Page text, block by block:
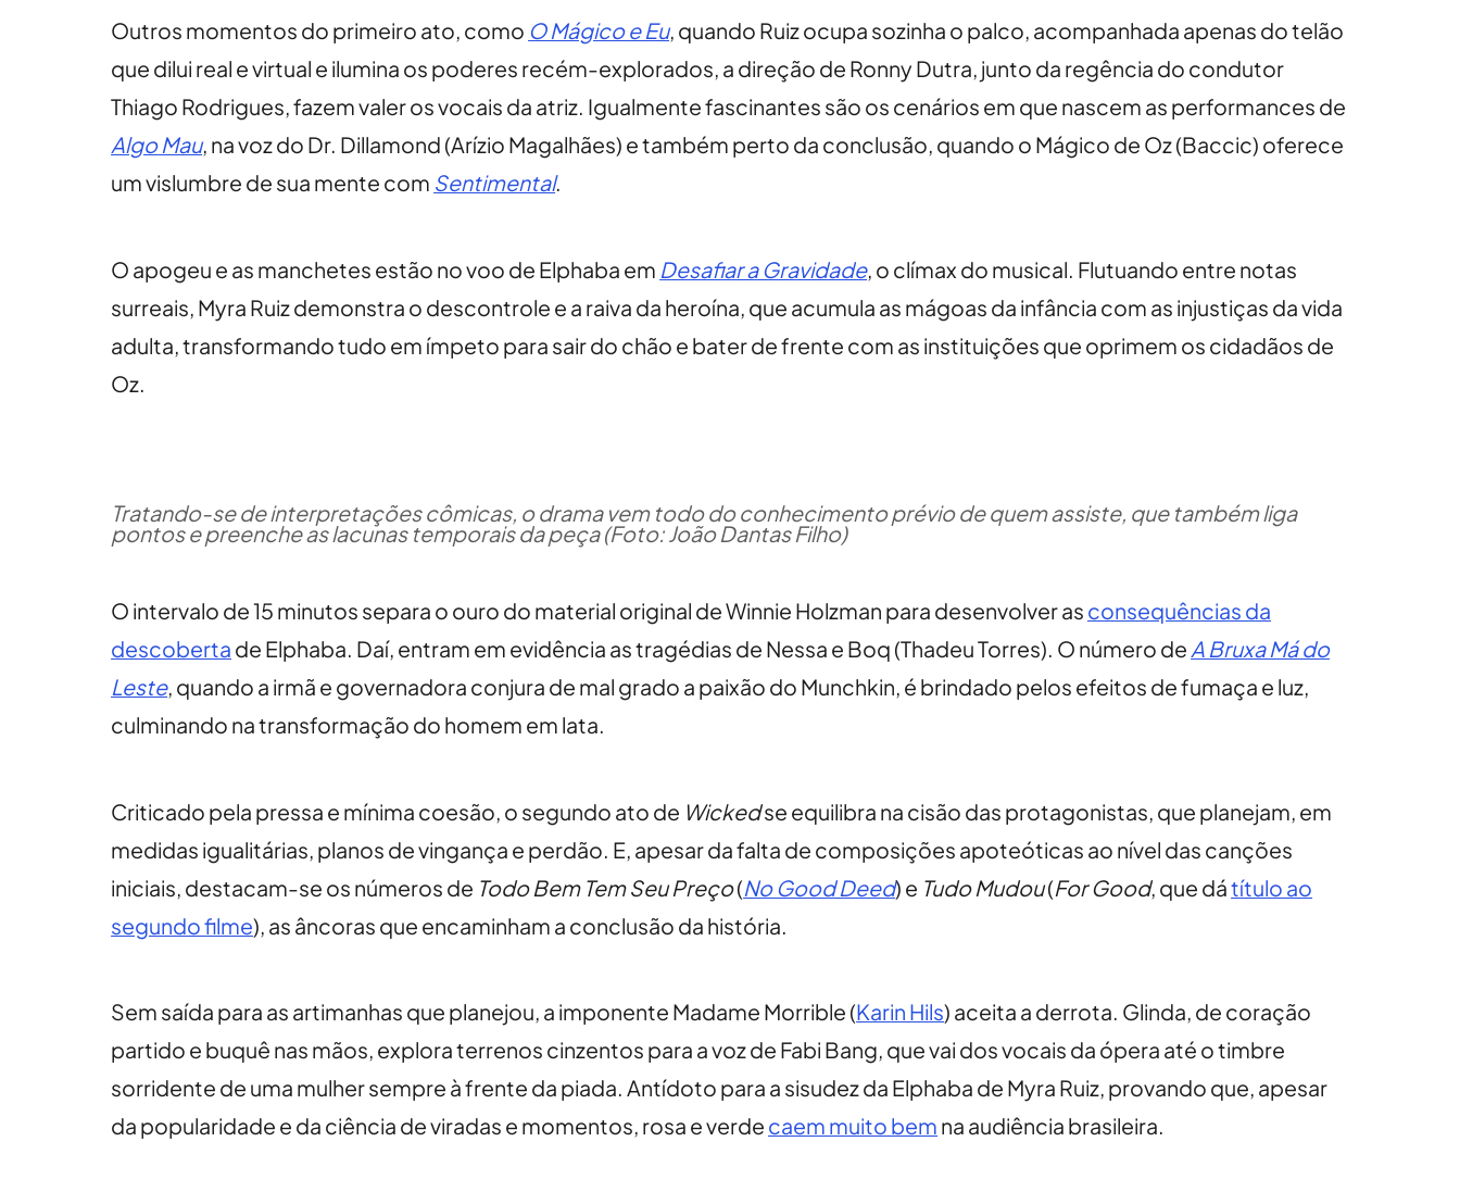
Outros momentos do primeiro ato, como O Mágico e Eu, quando Ruiz ocupa sozinha o palco, acompanhada apenas do telão
que dilui real e virtual e ilumina os poderes recém-explorados, a direção de Ronny Dutra, junto da regência do condutor
Thiago Rodrigues, fazem valer os vocais da atriz. Igualmente fascinantes são os cenários em que nascem as performances de
Algo Mau, na voz do Dr. Dillamond (Arízio Magalhães) e também perto da conclusão, quando o Mágico de Oz (Baccic) oferece
um vislumbre de sua mente com Sentimental.
O apogeu e as manchetes estão no voo de Elphaba em Desafiar a Gravidade, o clímax do musical. Flutuando entre notas
surreais, Myra Ruiz demonstra o descontrole e a raiva da heroína, que acumula as mágoas da infância com as injustiças da vida
adulta, transformando tudo em ímpeto para sair do chão e bater de frente com as instituições que oprimem os cidadãos de
Oz.
Tratando-se de interpretações cômicas, o drama vem todo do conhecimento prévio de quem assiste, que também liga
pontos e preenche as lacunas temporais da peça (Foto: João Dantas Filho)
O intervalo de 15 minutos separa o ouro do material original de Winnie Holzman para desenvolver as consequências da
descoberta de Elphaba. Daí, entram em evidência as tragédias de Nessa e Boq (Thadeu Torres). O número de A Bruxa Má do
Leste, quando a irmã e governadora conjura de mal grado a paixão do Munchkin, é brindado pelos efeitos de fumaça e luz,
culminando na transformação do homem em lata.
Criticado pela pressa e mínima coesão, o segundo ato de Wickedse equilibra na cisão das protagonistas, que planejam, em
medidas igualitárias, planos de vingança e perdão. E, apesar da falta de composições apoteóticas ao nível das canções
iniciais, destacam-se os números de Todo Bem Tem Seu Preço(No Good Deed) e Tudo Mudou(For Good, que dátítulo ao
segundo filme), as âncoras que encaminham a conclusão da história.
Sem saída para as artimanhas que planejou, a imponente Madame Morrible (Karin Hils) aceita a derrota. Glinda, de coração
partido e buquê nas mãos, explora terrenos cinzentos para a voz de Fabi Bang, que vai dos vocais da ópera até o timbre
sorridente de uma mulher sempre à frente da piada. Antídoto para a sisudez da Elphaba de Myra Ruiz, provando que, apesar
da popularidade e da ciência de viradas e momentos, rosa e verde caem muito bem na audiência brasileira.